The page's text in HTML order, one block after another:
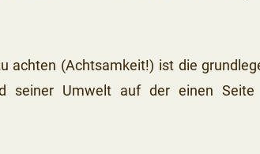
achten (Achtsamkeit!) ist die
seiner Umwelt auf der einen